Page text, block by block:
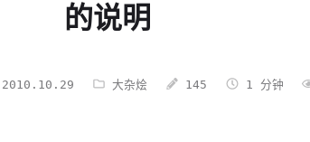
的说明
2010.10.29 大杂烩 145 1 分钟